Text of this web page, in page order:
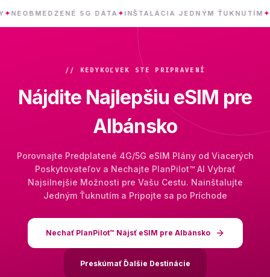
5G DÁTA ✦ INŠTALÁCIA JEDNÝM ŤUKNUTÍM✦
// KEDYKOĽVEK STE PRIPRAVENÍ
Nájdite Najlepšiu eSIM pre
Albánsko
Porovnajte Predplatené 4G/5G eSIM Plány od Viacerých
Poskytovateľov a Nechajte PlanPilot™ AI Vybrať
Najsilnejšie Možnosti pre Vašu Cestu. Nainštalujte
Jedným Ťuknutím a Pripojte sa po Príchode
Nechať PlanPilot™ Nájsť eSIM pre Albánsko
Preskúmať Ďalšie Destinácie